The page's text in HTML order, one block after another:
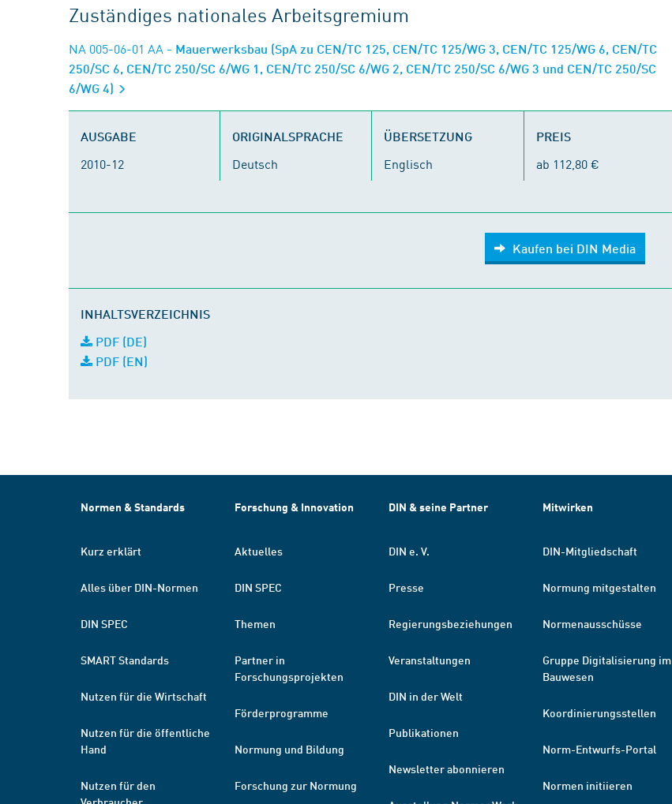
Zuständiges nationales Arbeitsgremium
NA 005-06-01 AA - Mauerwerksbau (SpA zu CEN/TC 125, CEN/TC 125/WG 3, CEN/TC 125/WG 6, CEN/TC
250/SC 6, CEN/TC 250/SC 6/WG 1, CEN/TC 250/SC 6/WG 2, CEN/TC 250/SC 6/WG 3 und CEN/TC 250/SC
6/WG 4)
AUSGABE
2010-12
ORIGINALSPRACHE
Deutsch
ÜBERSETZUNG
Englisch
PREIS
ab 112,80 €
Kaufen bei DIN Media
INHALTSVERZEICHNIS
PDF (DE)
PDF (EN)
Normen & Standards
Kurz erklärt
Alles über DIN-Normen
DIN SPEC
SMART Standards
Nutzen für die Wirtschaft
Nutzen für die öffentliche
Hand
Nutzen für den
Forschung & Innovation
Aktuelles
DIN SPEC
Themen
Partner in
Forschungsprojekten
Förderprogramme
Normung und Bildung
Forschung zur Normung
DIN & seine Partner
DIN e. V.
Presse
Regierungsbeziehungen
Veranstaltungen
DIN in der Welt
Publikationen
Newsletter abonnieren
Mitwirken
DIN-Mitgliedschaft
Normung mitgestalten
Normenausschüsse
Gruppe Digitalisierung im
Bauwesen
Koordinierungsstellen
Norm-Entwurfs-Portal
Normen initiieren